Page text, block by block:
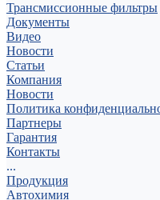
Трансмиссионные фильтры
Документы
Видео
Новости
Статьи
Компания
Новости
Политика
Партнеры
Гарантия
Контакты
...
Продукция
Автохимия